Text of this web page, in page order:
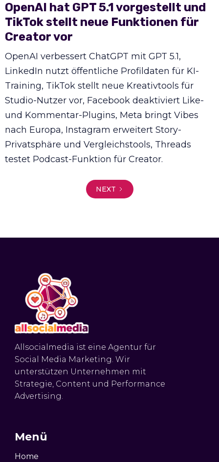
OpenAI hat GPT 5.1 vorgestellt und
TikTok stellt neue Funktionen für
Creator vor
OpenAI verbessert ChatGPT mit GPT 5.1,
LinkedIn nutzt öffentliche Profildaten für KI-
Training, TikTok stellt neue Kreativtools für
Studio-Nutzer vor, Facebook deaktiviert Like-
und Kommentar-Plugins, Meta bringt Vibes
nach Europa, Instagram erweitert Story-
Privatsphäre und Vergleichstools, Threads
testet Podcast-Funktion für Creator.
NEXT
Allsocialmedia ist eine Agentur für
Social Media Marketing. Wir
unterstützen Unternehmen mit
Strategie, Content und Performance
Advertising.
Menü
Home